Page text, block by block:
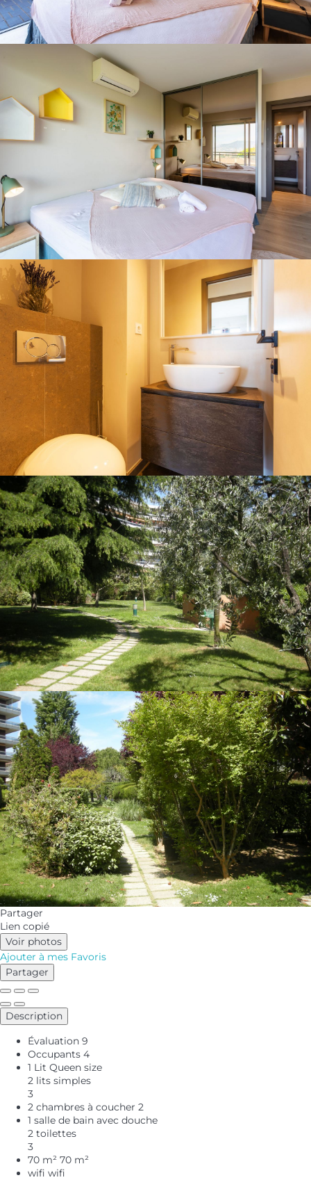
Partager
Lien copié
Voir photos
Ajouter à mes Favoris
Partager
Description
Évaluation 9
Occupants 4
1 Lit Queen size
2 lits simples
3
2 chambres à coucher 2
1 salle de bain avec douche
2 toilettes
3
70 m² 70 m²
wifi wifi